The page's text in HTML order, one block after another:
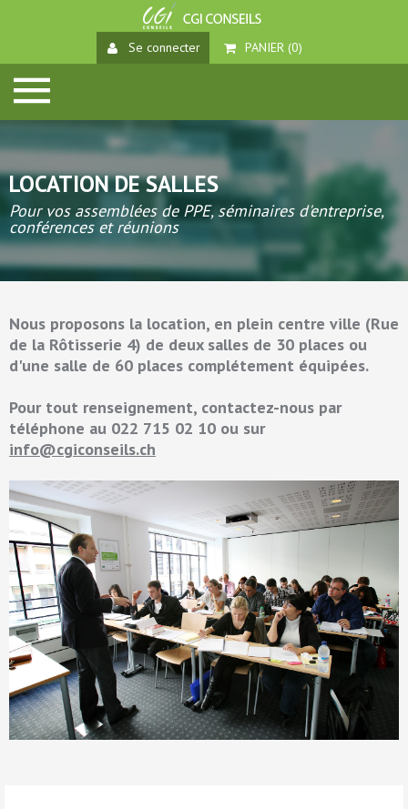
Se connecter PANIER (0)
LOCATION DE SALLES
Pour vos assemblées de PPE, séminaires d'entreprise,
conférences et réunions
Nous proposons la location, en plein centre ville (Rue
de la Rôtisserie 4) de deux salles de 30 places ou
d'une salle de 60 places complétement équipées.
Pour tout renseignement, contactez-nous par
téléphone au 022 715 02 10 ou sur
info@cgiconseils.ch